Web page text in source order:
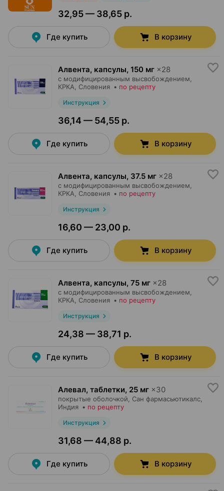
32,95 — 38,65 р.
Где купить В корзину
Алвента, капсулы, 150 мг ×28
с модифицированным высвобождением,
КРКА , Словения • по рецепту
Инструкция
36,14 — 54,55 р.
Где купить В корзину
Алвента, капсулы, 37.5 мг ×28
с модифицированным высвобождением,
КРКА , Словения • по рецепту
Инструкция
16,60 — 23,00 р.
Где купить В корзину
Алвента, капсулы, 75 мг ×28
с модифицированным высвобождением,
КРКА , Словения • по рецепту
Инструкция
24,38 — 38,71 р.
Где купить В корзину
Алевал, таблетки, 25 мг ×30
покрытые оболочкой, Сан фармасьютикалс
Индия • по рецепту
Инструкция
31,68 — 44,88 р.
Где купить В корзину